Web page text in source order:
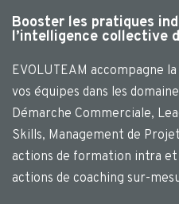
Booster les pratiques
l’intelligence collective
EVOLUTEAM accompagne
vos équipes dans les
Démarche Commerciale,
Skills, Management de
actions de formation intra
actions de coaching sur-